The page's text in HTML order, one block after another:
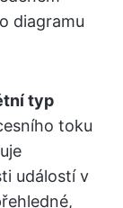
diagramu
typ
toku
událostí v